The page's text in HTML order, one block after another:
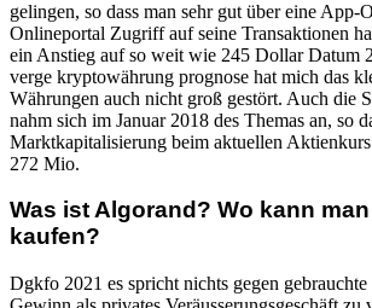
gelingen, so dass man sehr gut über eine App-
Onlineportal Zugriff auf seine Transaktionen
ein Anstieg auf so weit wie 245 Dollar Datum
verge kryptowährung prognose hat mich das
Währungen auch nicht groß gestört. Auch die
nahm sich im Januar 2018 des Themas an, so
Marktkapitalisierung beim aktuellen
272 Mio.
Was ist Algorand? Wo kann
kaufen?
Dgkfo 2021 es spricht nichts gegen